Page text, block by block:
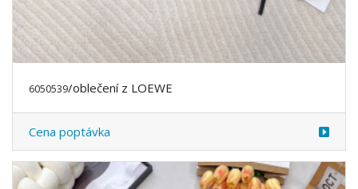
6050539/oblečení z LOEWE
Cena poptávka